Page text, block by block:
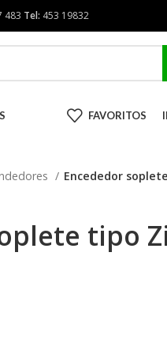
483 Tel: 453 19832
FAVORITOS
Encededor
tipo